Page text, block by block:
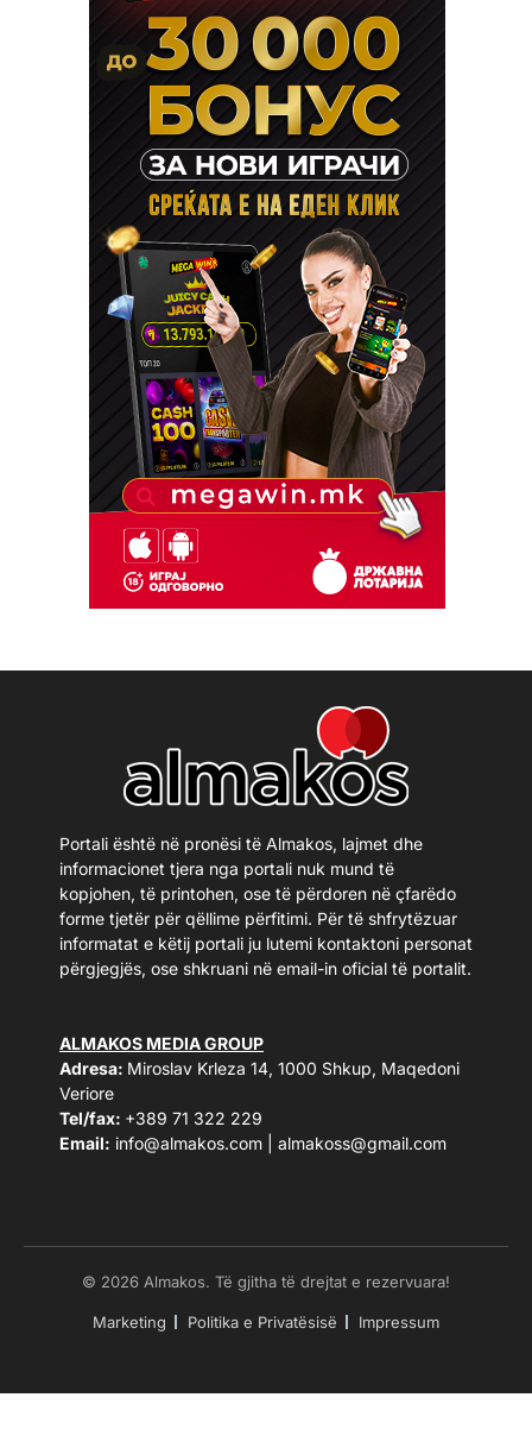
Portali është në pronësi të Almakos, lajmet dhe
informacionet tjera nga portali nuk mund të
kopjohen, të printohen, ose të përdoren në çfarëdo
forme tjetër për qëllime përfitimi. Për të shfrytëzuar
informatat e këtij portali ju lutemi kontaktoni personat
përgjegjës, ose shkruani në email-in oficial të portalit.
ALMAKOS MEDIA GROUP
Adresa: Miroslav Krleza 14, 1000 Shkup, Maqedoni
Veriore
Tel/fax: +389 71 322 229
Email: info@almakos.com almakoss@gmail.com
© 2026 Almakos. Të gjitha të drejtat e rezervuara!
Marketing Politika e Privatësisë Impressum